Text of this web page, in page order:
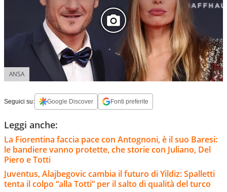
ANSA
Seguici su: Google Discover Fonti preferite
Leggi anche:
La Fiorentina faccia pace con Antognoni, è il suo Baresi:
le bandiere vanno protette, che storie con Juliano, Del
Piero e Totti
Juventus, Alajbegovic cambia il futuro di Yildiz: Spalletti
tenta il colpo “alla Totti” per il salto di qualità del turco